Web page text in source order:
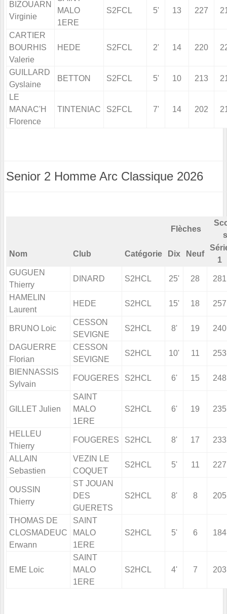
BIZOUARN
Virginie
MALO
1ERE
S2FCL 5' 13 227
CARTIER
BOURHIS
Valerie
HEDE S2FCL 2' 14 220
GUILLARD
Gyslaine
BETTON S2FCL 5' 10 213
LE
MANAC'H
Florence
TINTENIAC S2FCL 7' 14 202
Senior 2 Homme Arc Classique 2026
Flèches
Nom Club Catégorie Dix Neuf
1
GUGUEN
Thierry
DINARD S2HCL 25' 28 281
HAMELIN
Laurent
HEDE S2HCL 15' 18 257
BRUNO Loic
CESSON
SEVIGNE
S2HCL 8' 19 240
DAGUERRE
Florian
CESSON
SEVIGNE
S2HCL 10' 11 253
BIENNASSIS
Sylvain
FOUGERES S2HCL 6' 15 248
GILLET Julien
SAINT
MALO
1ERE
S2HCL 6' 19 235
HELLEU
Thierry
FOUGERES S2HCL 8' 17 233
ALLAIN
Sebastien
VEZIN LE
COQUET
S2HCL 5' 11 227
OUSSIN
Thierry
ST JOUAN
DES
GUERETS
S2HCL 8' 8 205
THOMAS DE
CLOSMADEUC
Erwann
SAINT
MALO
1ERE
S2HCL 5' 6 184
EME Loic
SAINT
MALO
1ERE
S2HCL 4' 7 203